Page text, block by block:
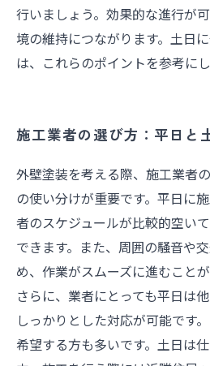
行いましょう。効果的な進行が
境の維持につながります。土日
は、これらのポイントを参考に
施工業者の選び方：平日と
外壁塗装を考える際、施工業者
の使い分けが重要です。平日に
者のスケジュールが比較的空い
できます。また、周囲の騒音や
め、作業がスムーズに進むこと
さらに、業者にとっても平日は
しっかりとした対応が可能です
希望する方も多いです。土日は